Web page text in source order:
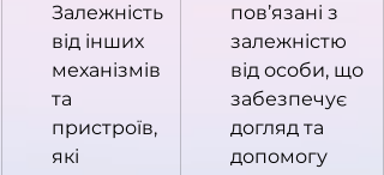
Залежність
від інших
механізмів
та
пристроїв,
які
пов’язані з
залежністю
від особи, що
забезпечує
догляд та
допомогу